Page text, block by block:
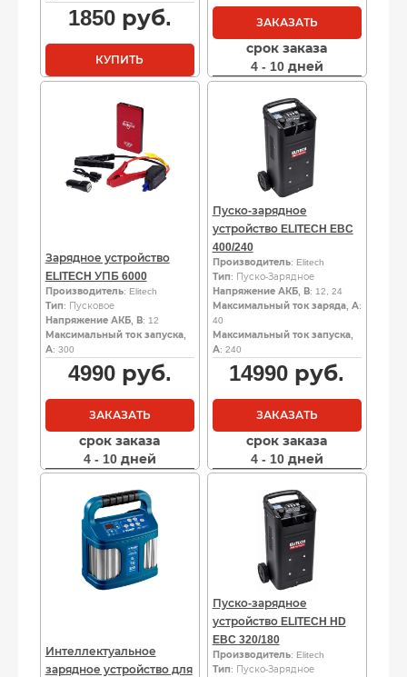
1850руб.
КУПИТЬ
ЗАКАЗАТЬ
срок заказа
4 - 10 дней
Зарядное устройство
ELITECH УПБ 6000
Производитель: Elitech
Тип: Пусковое
Напряжение АКБ, В: 12
Максимальный ток запуска,
А: 300
4990руб.
ЗАКАЗАТЬ
срок заказа
4 - 10 дней
Пуско-зарядное
устройство ELITECH EBC
400/240
Производитель: Elitech
Тип: Пуско-Зарядное
Напряжение АКБ, В: 12, 24
Максимальный ток заряда, А:
40
Максимальный ток запуска,
А: 240
14990 руб.
ЗАКАЗАТЬ
срок заказа
4 - 10 дней
Интеллектуальное
зарядное устройство для
Пуско-зарядное
устройство ELITECH HD
EBC 320/180
Производитель: Elitech
Тип: Пуско-Зарядное